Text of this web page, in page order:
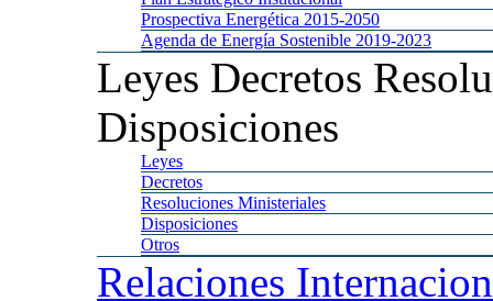
Prospectiva Energética 2015-2050
Agenda de Energía Sostenible 2019-2023
Leyes Decretos
Disposiciones
Leyes
Decretos
Resoluciones Ministeriales
Disposiciones
Otros
Relaciones